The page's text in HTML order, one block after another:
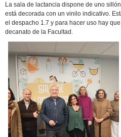
La sala de lactancia dispone de uno
está decorada con un vinilo indicativo.
el despacho 1.7 y para hacer uso hay
decanato de la Facultad.